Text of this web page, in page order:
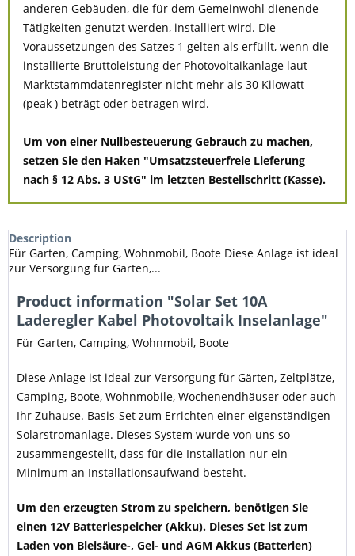
anderen Gebäuden, die für dem Gemeinwohl dienende
Tätigkeiten genutzt werden, installiert wird. Die
Voraussetzungen des Satzes 1 gelten als erfüllt, wenn die
installierte Bruttoleistung der Photovoltaikanlage laut
Marktstammdatenregister nicht mehr als 30 Kilowatt
(peak ) beträgt oder betragen wird.
Um von einer Nullbesteuerung Gebrauch zu machen,
setzen Sie den Haken "Umsatzsteuerfreie Lieferung
nach § 12 Abs. 3 UStG" im letzten Bestellschritt (Kasse).
Description
Für Garten, Camping, Wohnmobil, Boote Diese Anlage ist ideal
zur Versorgung für Gärten,...
Product information "Solar Set 10A
Laderegler Kabel Photovoltaik Inselanlage"
Für Garten, Camping, Wohnmobil, Boote
Diese Anlage ist ideal zur Versorgung für Gärten, Zeltplätze,
Camping, Boote, Wohnmobile, Wochenendhäuser oder auch
Ihr Zuhause. Basis-Set zum Errichten einer eigenständigen
Solarstromanlage. Dieses System wurde von uns so
zusammengestellt, dass für die Installation nur ein
Minimum an Installationsaufwand besteht.
Um den erzeugten Strom zu speichern, benötigen Sie
einen 12V Batteriespeicher (Akku). Dieses Set ist zum
Laden von Bleisäure-, Gel- und AGM Akkus (Batterien)